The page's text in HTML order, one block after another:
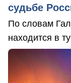
судьбе
По словам
находится в